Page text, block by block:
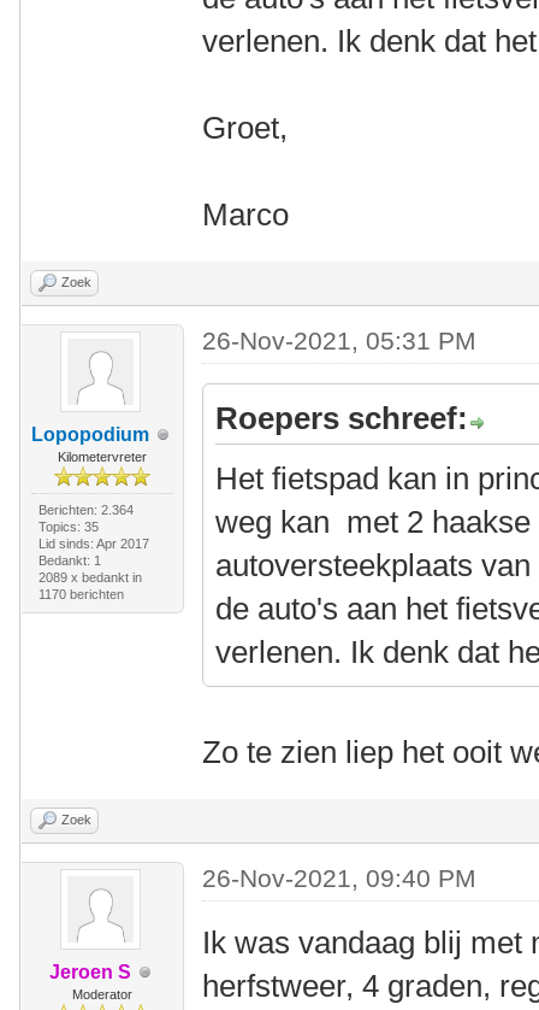
verlenen. Ik denk dat
Groet,
Marco
Zoek
Lopopodium
Kilometervreter
Berichten: 2.364
Topics: 35
Lid sinds: Apr 2017
Bedankt: 1
2089 x bedankt in
1170 berichten
26-Nov-2021, 05:31 PM
Roepers schreef:
Het fietspad kan in
weg kan met 2 haakse
autoversteekplaats
de auto's aan het
verlenen. Ik denk dat
Zo te zien liep het ooit
Zoek
Jeroen S
Moderator
26-Nov-2021, 09:40 PM
Ik was vandaag blij met
herfstweer, 4 graden,